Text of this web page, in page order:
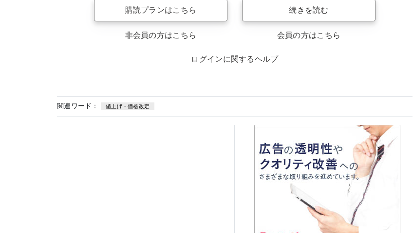
購読プランはこちら
非会員の方はこちら
続きを読む
会員の方はこちら
ログインに関するヘルプ
関連ワード： 値上げ・価格改定